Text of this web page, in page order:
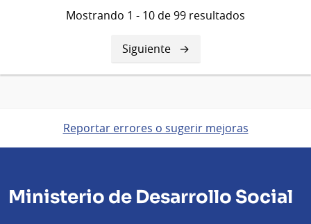
Mostrando 1 - 10 de 99 resultados
Siguiente
página
Siguiente
Reportar errores o sugerir mejoras
Ministerio de Desarrollo Social